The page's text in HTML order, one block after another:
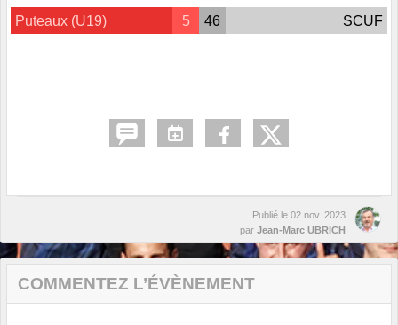
Puteaux (U19) 5 46 SCUF
Publié le 02 nov. 2023
par Jean-Marc UBRICH
COMMENTEZ L’ÉVÈNEMENT